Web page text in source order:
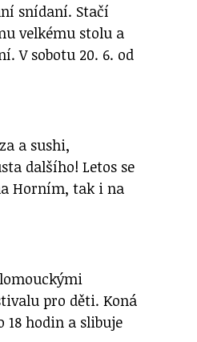
snídaní. Stačí
velkému stolu a
V sobotu 20. 6. od
a sushi,
dalšího! Letos se
Horním, tak i na
pro děti. Koná
18 hodin a slibuje